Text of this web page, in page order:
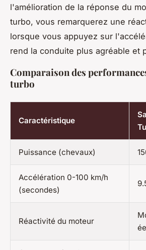
l'amélioration de la réponse du
turbo, vous remarquerez une
lorsque vous appuyez sur
rend la conduite plus agréable et
Comparaison des
turbo
Caractéristique
Puissance (chevaux)
Accélération 0-100 km/h
(secondes)
Réactivité du moteur
ée